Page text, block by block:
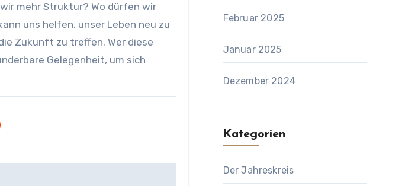
mehr Struktur? Wo dürfen wir
uns helfen, unser Leben neu zu
Zukunft zu treffen. Wer diese
Gelegenheit, um sich
Februar 2025
Januar 2025
Dezember 2024
Kategorien
Der Jahreskreis